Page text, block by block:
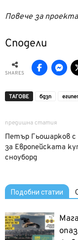
Повече за
Сподели
SHARES
ТАГОВЕ бдзп
предишна статия
Петър Гьошарков с
за Европейската
сноуборд
Подобни статии